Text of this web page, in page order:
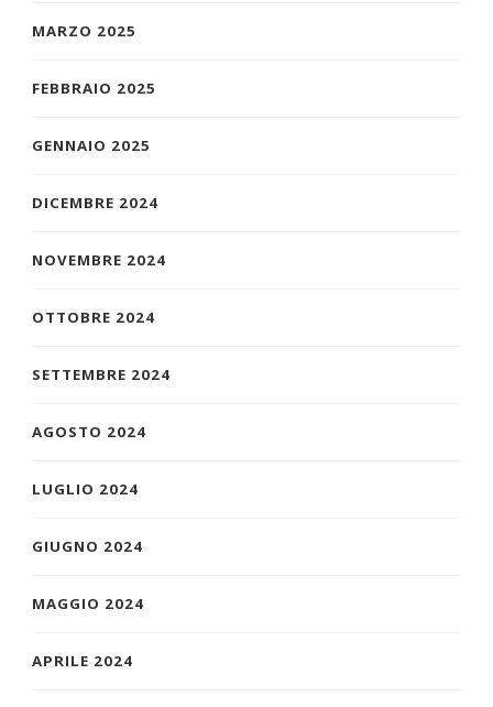
MARZO 2025
FEBBRAIO 2025
GENNAIO 2025
DICEMBRE 2024
NOVEMBRE 2024
OTTOBRE 2024
SETTEMBRE 2024
AGOSTO 2024
LUGLIO 2024
GIUGNO 2024
MAGGIO 2024
APRILE 2024